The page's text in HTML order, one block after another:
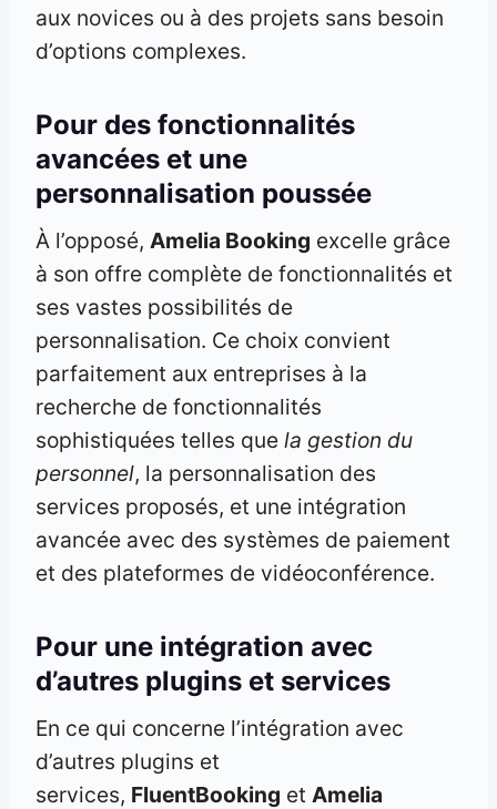
aux novices ou à des projets sans besoin
d’options complexes.
Pour des fonctionnalités
avancées et une
personnalisation poussée
À l’opposé, Amelia Booking excelle grâce
à son offre complète de fonctionnalités et
ses vastes possibilités de
personnalisation. Ce choix convient
parfaitement aux entreprises à la
recherche de fonctionnalités
sophistiquées telles que la gestion du
personnel, la personnalisation des
services proposés, et une intégration
avancée avec des systèmes de paiement
et des plateformes de vidéoconférence.
Pour une intégration avec
d’autres plugins et services
En ce qui concerne l’intégration avec
d’autres plugins et
services, FluentBooking et Amelia